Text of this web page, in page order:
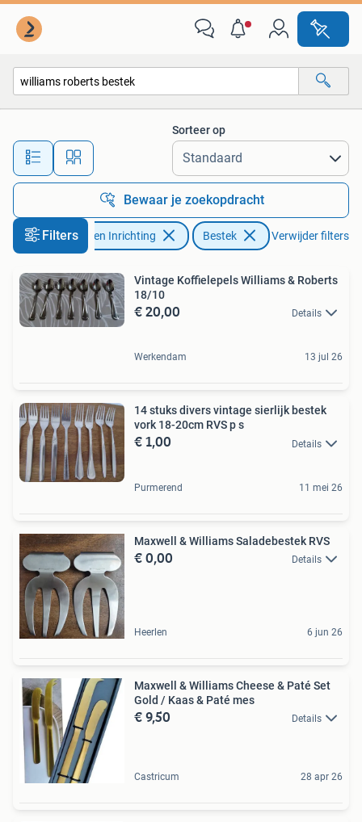
Alle afstanden…
Sorteer op
Bewaar je zoekopdracht
FiltersHuis en Inrichting Bestek Verwijder filters
Vintage Koffielepels Williams & Roberts
18/10
€ 20,00 Details
Werkendam 13 jul 26
14 stuks divers vintage sierlijk bestek
vork 18-20cm RVS p s
€ 1,00 Details
Purmerend 11 mei 26
Maxwell & Williams Saladebestek RVS
€ 0,00 Details
Heerlen 6 jun 26
Maxwell & Williams Cheese & Paté Set
Gold / Kaas & Paté mes
€ 9,50 Details
Castricum 28 apr 26